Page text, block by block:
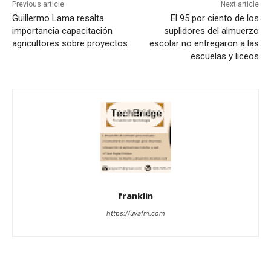
Previous article
Guillermo Lama resalta
importancia capacitación
agricultores sobre proyectos
Next article
El 95 por ciento de los
suplidores del almuerzo
escolar no entregaron a las
escuelas y liceos
franklin
https://uvafm.com